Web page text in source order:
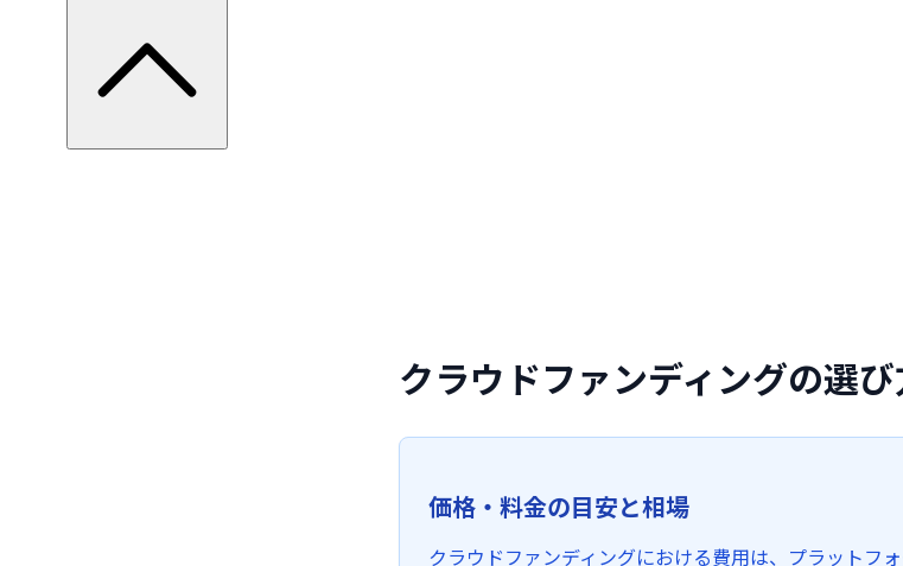
クラウドファンディングの選
価格・料金の目安と相場
クラウドファンディングにおける費用は、プラットフ